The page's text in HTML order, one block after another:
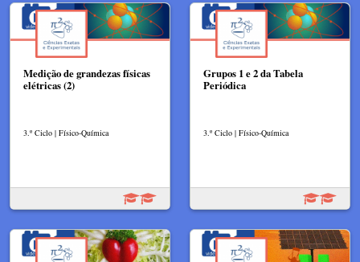
Medição de grandezas físicas
elétricas (2)
3.º Ciclo | Físico-Química
Grupos 1 e 2 da Tabela
Periódica
3.º Ciclo | Físico-Química